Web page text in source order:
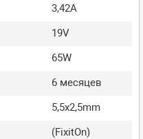
3,42A
19V
65W
6 месяцев
5,5x2,5mm
(FixitOn)